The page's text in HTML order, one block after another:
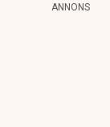
ANNONS